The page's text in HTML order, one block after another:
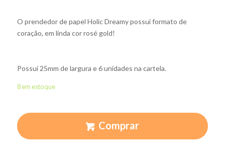
O prendedor de papel Holic Dreamy possui formato de
coração, em linda cor rosé gold!
Possui 25mm de largura e 6 unidades na cartela.
8 em estoque
Comprar